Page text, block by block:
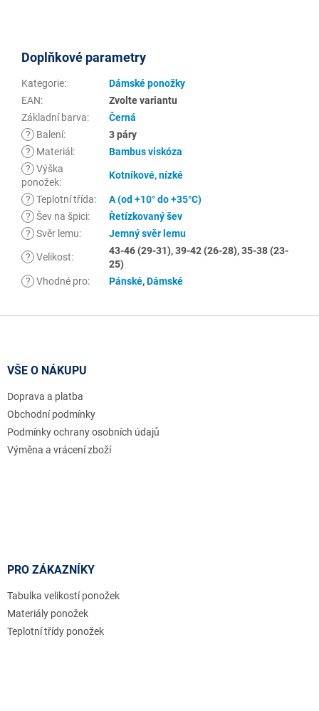
Doplňkové parametry
Kategorie:
Dámské ponožky
EAN:
Zvolte variantu
Základní barva:
Černá
?
Balení:
3 páry
?
Materiál :
Bambus viskóza
? Výška
ponožek:
Kotníkové, nízké
? Teplotní třída:
A (od +10° do +35°C)
? Šev na špici:
Řetízkovaný šev
? Svěr lemu: Jemný svěr lemu
? Velikost:
43-46 (29-31), 39-42 (26-28), 35-38 (23-
25)
? Vhodné pro: Pánské,Dámské
VŠE O NÁKUPU
Doprava a platba
Obchodní podmínky
Podmínky ochrany osobních údajů
Výměna a vrácení zboží
PRO ZÁKAZNÍKY
Tabulka velikostí ponožek
Materiály ponožek
Teplotní třídy ponožek